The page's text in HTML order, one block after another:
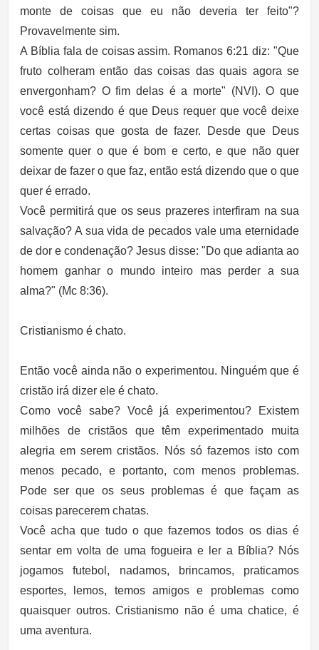
monte de coisas que eu não deveria ter feito"?
Provavelmente sim.
A Bíblia fala de coisas assim. Romanos 6:21 diz: "Que
fruto colheram então das coisas das quais agora se
envergonham? O fim delas é a morte" (NVI). O que
você está dizendo é que Deus requer que você deixe
certas coisas que gosta de fazer. Desde que Deus
somente quer o que é bom e certo, e que não quer
deixar de fazer o que faz, então está dizendo que o que
quer é errado.
Você permitirá que os seus prazeres interfiram na sua
salvação? A sua vida de pecados vale uma eternidade
de dor e condenação? Jesus disse: "Do que adianta ao
homem ganhar o mundo inteiro mas perder a sua
alma?" (Mc 8:36).
Cristianismo é chato.
Então você ainda não o experimentou. Ninguém que é
cristão irá dizer ele é chato.
Como você sabe? Você já experimentou? Existem
milhões de cristãos que têm experimentado muita
alegria em serem cristãos. Nós só fazemos isto com
menos pecado, e portanto, com menos problemas.
Pode ser que os seus problemas é que façam as
coisas parecerem chatas.
Você acha que tudo o que fazemos todos os dias é
sentar em volta de uma fogueira e ler a Bíblia? Nós
jogamos futebol, nadamos, brincamos, praticamos
esportes, lemos, temos amigos e problemas como
quaisquer outros. Cristianismo não é uma chatice, é
uma aventura.